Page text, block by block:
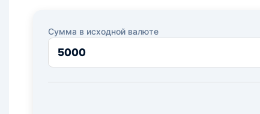
Сумма в исходной валюте